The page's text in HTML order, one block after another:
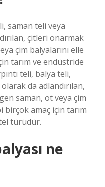
saman teli veya
çitleri onarmak
çim balyalarını elle
tarım ve endüstride
teli, balya teli,
da adlandırılan,
saman, ot veya çim
birçok amaç için tarım
türüdür.
ne